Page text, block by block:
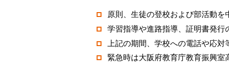
原則、生徒の登校および部活動を
学習指導や進路指導、証明書発行
上記の期間、学校への電話や応
緊急時は大阪府教育庁教育振興室